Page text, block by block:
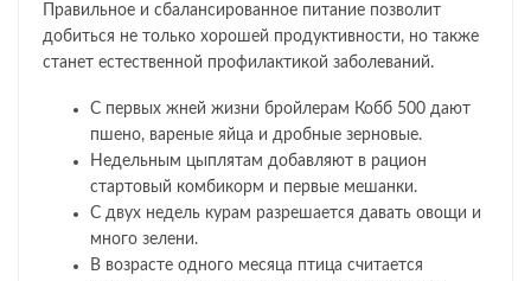
Правильное и сбалансированное питание позволит
добиться не только хорошей продуктивности, но также
станет естественной профилактикой заболеваний.
С первых жней жизни бройлерам Кобб 500 дают
пшено, вареные яйца и дробные зерновые.
Недельным цыплятам добавляют в рацион
стартовый комбикорм и первые мешанки.
С двух недель курам разрешается давать овощи и
много зелени.
В возрасте одного месяца птица считается